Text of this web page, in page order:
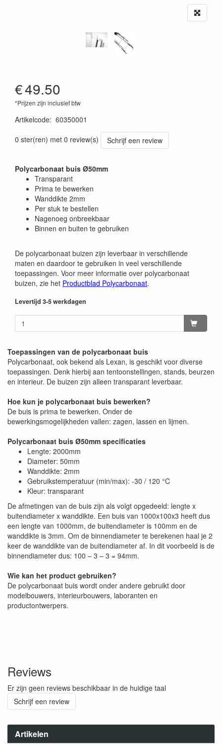
Artikelen
€49.50
*Prijzen zijn inclusief btw
Artikelcode: 60350001
0 ster(ren) met 0 review(s)
Schrijf een review
Polycarbonaat buis Ø50mm
Transparant
Prima te bewerken
Wanddikte 2mm
Per stuk te bestellen
Nagenoeg onbreekbaar
Binnen en buiten te gebruiken
De polycarbonaat buizen zijn leverbaar in verschillende
maten en daardoor te gebruiken in veel verschillende
toepassingen. Voor meer informatie over polycarbonaat
buizen, zie het Productblad Polycarbonaat.
Levertijd 3-5 werkdagen
Toepassingen van de polycarbonaat buis
Polycarbonaat, ook bekend als Lexan, is geschikt voor diverse
toepassingen. Denk hierbij aan tentoonstellingen, stands, beurzen
en interieur. De buizen zijn alleen transparant leverbaar.
Hoe kun je polycarbonaat buis bewerken?
De buis is prima te bewerken. Onder de
bewerkingsmogelijkheden vallen: zagen, lassen en lijmen.
Polycarbonaat buis Ø50mm specificaties
Lengte: 2000mm
Diameter: 50mm
Wanddikte: 2mm
Gebruikstemperatuur (min/max): -30 / 120 °C
Kleur: transparant
De afmetingen van de buis zijn als volgt opgedeeld: lengte x
buitendiameter x wanddikte. Een buis van 1000x100x3 heeft dus
een lengte van 1000mm, de buitendiameter is 100mm en de
wanddikte is 3mm. Om de binnendiameter te berekenen haal je 2
keer de wanddikte van de buitendiameter af. In dit voorbeeld is de
binnendiameter dus: 100 – 3 – 3 = 94mm.
Wie kan het product gebruiken?
De polycarbonaat buis wordt onder andere gebruikt door
modelbouwers, interieurbouwers, laboranten en
productontwerpers.
Reviews
Er zijn geen reviews beschikbaar in de huidige taal
Schrijf een review